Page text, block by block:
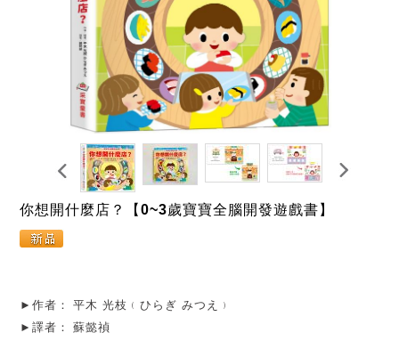
你想開什麼店？【0~3歲寶寶全腦開發遊戲書】
►作者：
平木 光枝﹙ひらぎ みつえ﹚
►譯者：
蘇懿禎